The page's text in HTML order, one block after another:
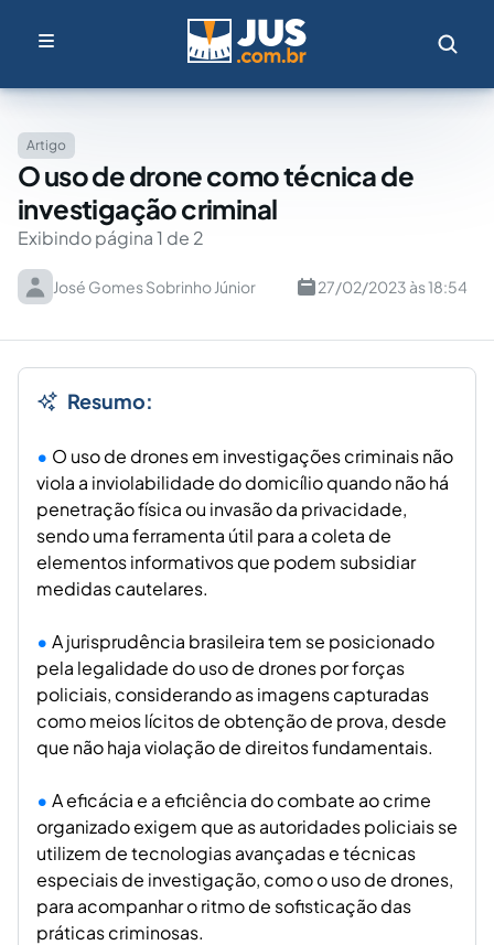
Artigo
O uso de drone como técnica de
investigação criminal
Exibindo página 1 de 2
José Gomes Sobrinho Júnior 27/02/2023 às 18:54
Resumo:
O uso de drones em investigações criminais não
viola a inviolabilidade do domicílio quando não há
penetração física ou invasão da privacidade,
sendo uma ferramenta útil para a coleta de
elementos informativos que podem subsidiar
medidas cautelares.
A jurisprudência brasileira tem se posicionado
pela legalidade do uso de drones por forças
policiais, considerando as imagens capturadas
como meios lícitos de obtenção de prova, desde
que não haja violação de direitos fundamentais.
A eficácia e a eficiência do combate ao crime
organizado exigem que as autoridades policiais se
utilizem de tecnologias avançadas e técnicas
especiais de investigação, como o uso de drones,
para acompanhar o ritmo de sofisticação das
práticas criminosas.